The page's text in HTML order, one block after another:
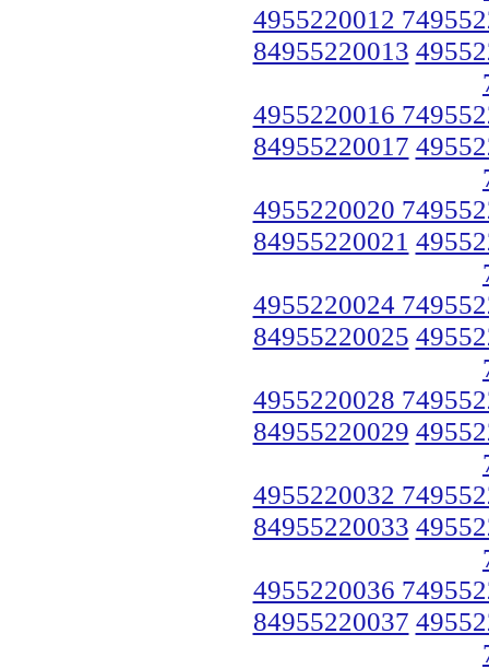
4955220012
84955220013
4955220016
84955220017
4955220020
84955220021
4955220024
84955220025
4955220028
84955220029
4955220032
84955220033
4955220036
84955220037